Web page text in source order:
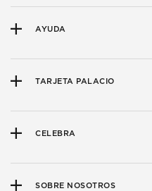
AYUDA
TARJETA PALACIO
CELEBRA
SOBRE NOSOTROS